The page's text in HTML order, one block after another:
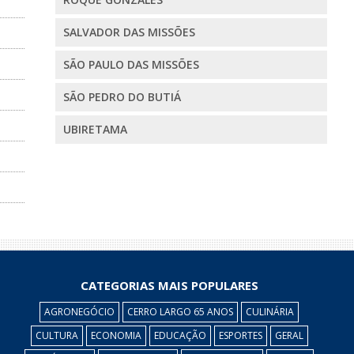
SALVADOR DAS MISSÕES
SÃO PAULO DAS MISSÕES
SÃO PEDRO DO BUTIÁ
UBIRETAMA
CATEGORIAS MAIS POPULARES
AGRONEGÓCIO CERRO LARGO 65 ANOS
CULINÁRIA
CULTURA
ECONOMIA EDUCAÇÃO ESPORTES
GERAL